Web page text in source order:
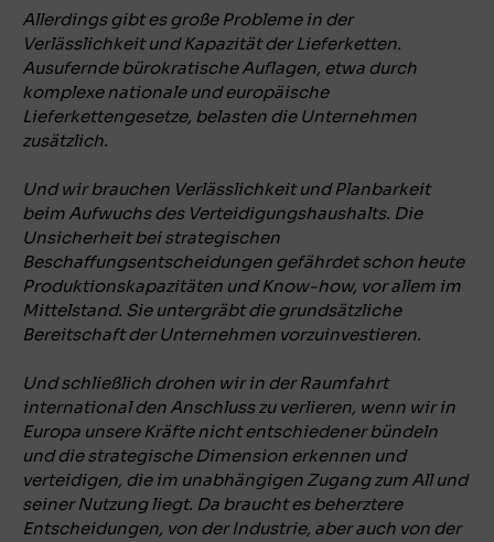
Allerdings gibt es große Probleme in der
Verlässlichkeit und Kapazität der Lieferketten.
Ausufernde bürokratische Auflagen, etwa durch
komplexe nationale und europäische
Lieferkettengesetze, belasten die Unternehmen
zusätzlich.
Und wir brauchen Verlässlichkeit und Planbarkeit
beim Aufwuchs des Verteidigungshaushalts. Die
Unsicherheit bei strategischen
Beschaffungsentscheidungen gefährdet schon heute
Produktionskapazitäten und Know-how, vor allem im
Mittelstand. Sie untergräbt die grundsätzliche
Bereitschaft der Unternehmen vorzuinvestieren.
Und schließlich drohen wir in der Raumfahrt
international den Anschluss zu verlieren, wenn wir in
Europa unsere Kräfte nicht entschiedener bündeln
und die strategische Dimension erkennen und
verteidigen, die im unabhängigen Zugang zum All und
seiner Nutzung liegt. Da braucht es beherztere
Entscheidungen, von der Industrie, aber auch von der